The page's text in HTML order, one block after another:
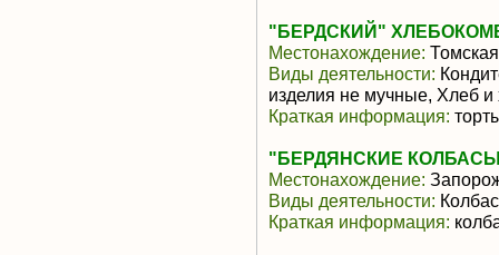
"БЕРДСКИЙ"
Местонахождение:
Виды деятельности:
изделия не мучные, Хлеб
Краткая информация:
"БЕРДЯНСКИЕ
Местонахождение:
Виды деятельности:
Краткая информация: